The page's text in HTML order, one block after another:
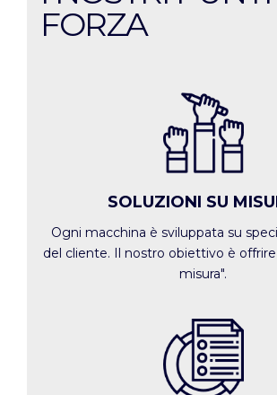
FORZA
SOLUZIONI SU
Ogni macchina è sviluppata su
del cliente. Il nostro obiettivo è
misura".